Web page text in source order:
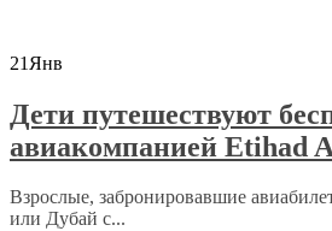
21 Янв
Дети путешествуют
авиакомпанией Etihad
Взрослые, забронировавшие
или Дубай с...